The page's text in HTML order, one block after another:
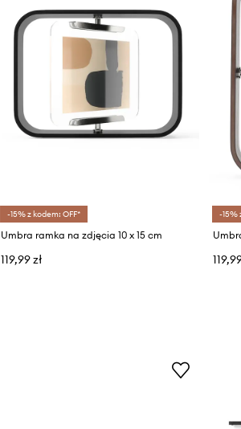
-15% z kodem: OFF*
Umbra ramka na zdjęcia 10 x 15 cm
119,99 zł
-15%